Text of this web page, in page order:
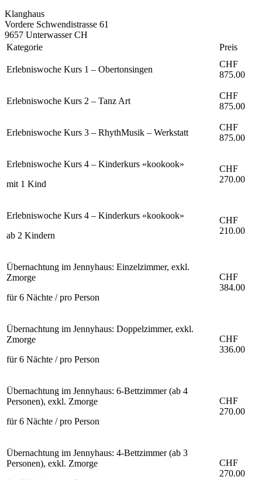
Klanghaus
Vordere Schwendistrasse 61
9657 Unterwasser CH
Kategorie
Preis
Erlebniswoche Kurs 1 – Obertonsingen
CHF
875.00
Erlebniswoche Kurs 2 – Tanz Art
CHF
875.00
Erlebniswoche Kurs 3 – RhythMusik – Werkstatt
CHF
875.00
Erlebniswoche Kurs 4 – Kinderkurs «kookook»
mit 1 Kind
CHF
270.00
Erlebniswoche Kurs 4 – Kinderkurs «kookook»
ab 2 Kindern
CHF
210.00
Übernachtung im Jennyhaus: Einzelzimmer, exkl.
Zmorge
für 6 Nächte / pro Person
CHF
384.00
Übernachtung im Jennyhaus: Doppelzimmer, exkl.
Zmorge
für 6 Nächte / pro Person
CHF
336.00
Übernachtung im Jennyhaus: 6-Bettzimmer (ab 4
Personen), exkl. Zmorge
für 6 Nächte / pro Person
CHF
270.00
Übernachtung im Jennyhaus: 4-Bettzimmer (ab 3
Personen), exkl. Zmorge
CHF
270.00